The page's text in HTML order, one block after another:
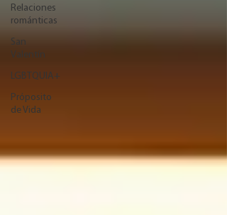
Relaciones
románticas
San
Valentín
LGBTQUIA+
Próposito
de Vida